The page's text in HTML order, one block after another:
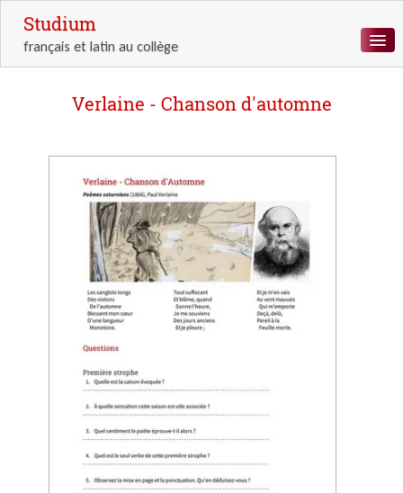
Studium
français et latin au collège
ANTIQUITÉ
RESSOURCES
Verlaine - Chanson d'automne